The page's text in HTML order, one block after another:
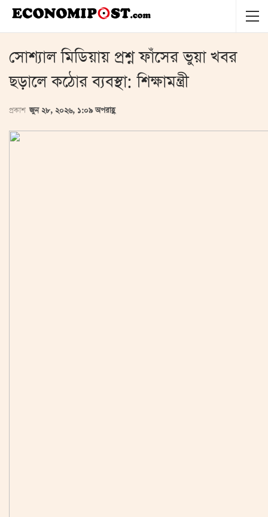
সোশ্যাল মিডিয়ায় প্রশ্ন ফাঁসের ভুয়া খবর
ছড়ালে কঠোর ব্যবস্থা: শিক্ষামন্ত্রী
প্রকাশ জুন ২৮, ২০২৬, ১:০৯ অপরাহ্ণ